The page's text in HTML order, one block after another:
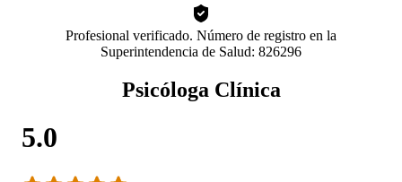
Profesional verificado. Número de registro en la
Superintendencia de Salud: 826296
Psicóloga Clínica
5.0